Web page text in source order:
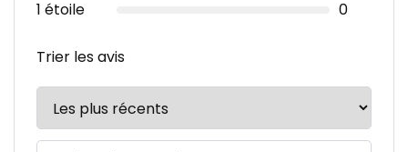
1 étoile
0
Trier les avis